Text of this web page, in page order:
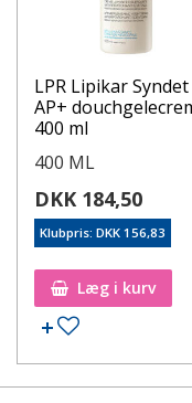
LPR Lipikar Syndet
AP+
400 ml
400 ML
DKK 184,50
Klubpris: DKK 156,83
Læg i kurv